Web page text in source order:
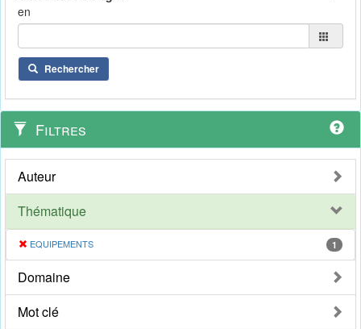
en
Rechercher
Filtres
Auteur
Thématique
EQUIPEMENTS 1
Domaine
Mot clé